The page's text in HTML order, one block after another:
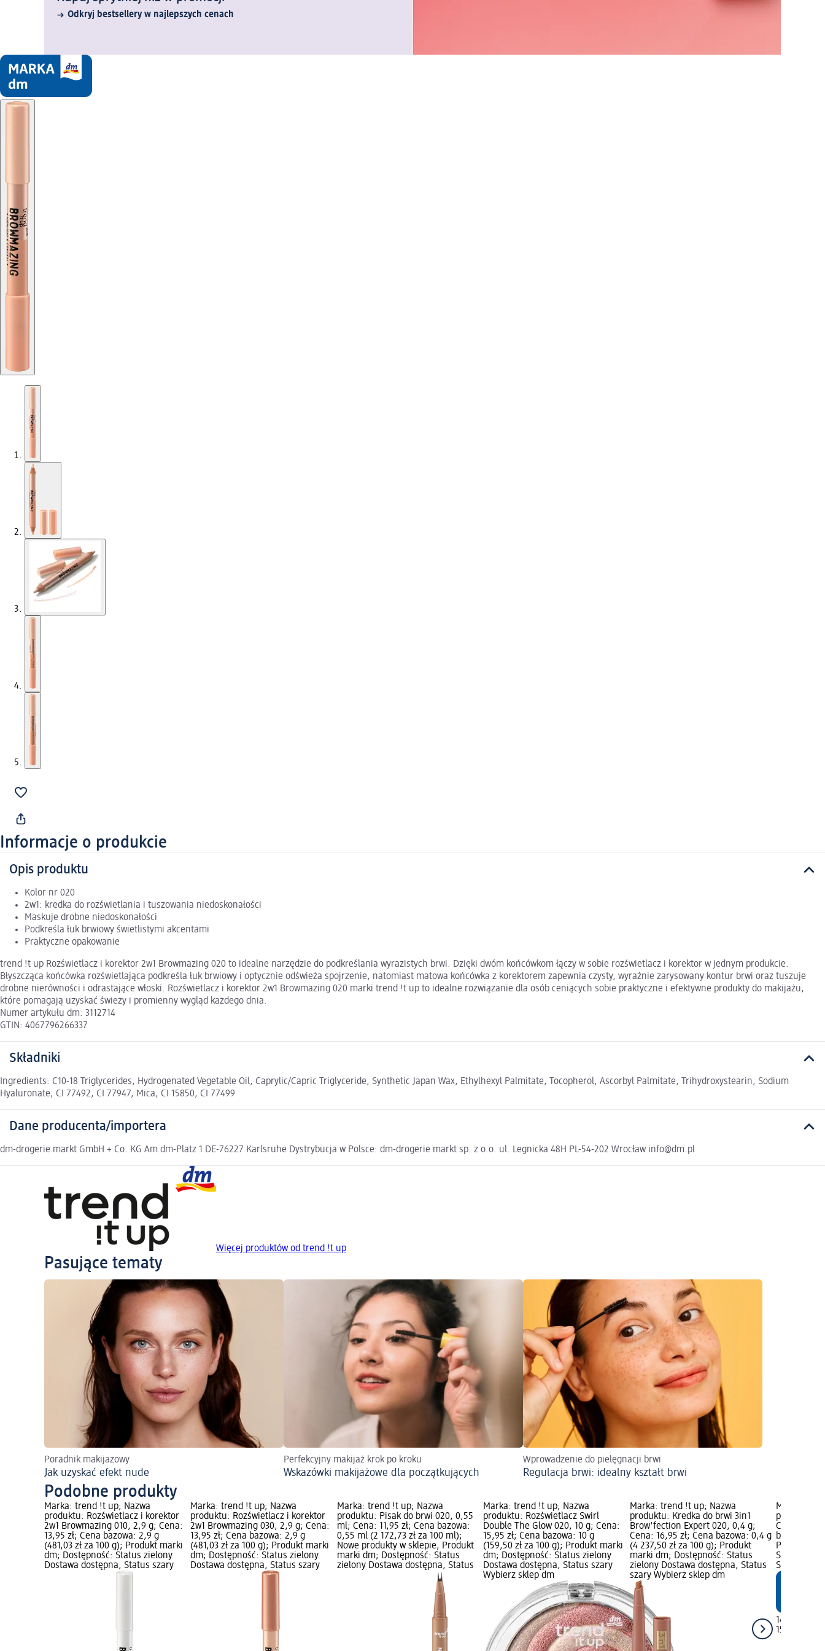
Odkryj bestsellery w najlepszych cenach
Informacje o produkcie
Opis produktu
Kolor nr 020
2w1: kredka do rozświetlania i tuszowania niedoskonałości
Maskuje drobne niedoskonałości
Podkreśla łuk brwiowy świetlistymi akcentami
Praktyczne opakowanie
trend !t up Rozświetlacz i korektor 2w1 Browmazing 020 to idealne narzędzie do podkreślania wyrazistych brwi. Dzięki dwóm końcówkom łączy w sobie rozświetlacz i korektor w jednym produkcie.
Błyszcząca końcówka rozświetlająca podkreśla łuk brwiowy i optycznie odświeża spojrzenie, natomiast matowa końcówka z korektorem zapewnia czysty, wyraźnie zarysowany kontur brwi oraz tuszuje
drobne nierówności i odrastające włoski. Rozświetlacz i korektor 2w1 Browmazing 020 marki trend !t up to idealne rozwiązanie dla osób ceniących sobie praktyczne i efektywne produkty do makijażu,
które pomagają uzyskać świeży i promienny wygląd każdego dnia.
Numer artykułu dm: 3112714
GTIN: 4067796266337
Składniki
Ingredients: C10-18 Triglycerides, Hydrogenated Vegetable Oil, Caprylic/Capric Triglyceride, Synthetic Japan Wax, Ethylhexyl Palmitate, Tocopherol, Ascorbyl Palmitate, Trihydroxystearin, Sodium
Hyaluronate, CI 77492, CI 77947, Mica, CI 15850, CI 77499
Dane producenta/importera
dm-drogerie markt GmbH + Co. KG Am dm-Platz 1 DE-76227 Karlsruhe Dystrybucja w Polsce: dm-drogerie markt sp. z o.o. ul. Legnicka 48H PL-54-202 Wrocław info@dm.pl
Więcej produktów od trend !t up
Pasujące tematy
Poradnik makijażowy
Jak uzyskać efekt nude
Perfekcyjny makijaż krok po kroku
Wskazówki makijażowe dla początkujących
Wprowadzenie do pielęgnacji brwi
Regulacja brwi: idealny kształt brwi
Podobne produkty
Marka: trend !t up; Nazwa
produktu: Rozświetlacz i korektor
2w1 Browmazing 010, 2,9 g; Cena:
13,95 zł; Cena bazowa: 2,9 g
(481,03 zł za 100 g); Produkt marki
dm; Dostępność: Status zielony
Dostawa dostępna, Status szary
Marka: trend !t up; Nazwa
produktu: Rozświetlacz i korektor
2w1 Browmazing 030, 2,9 g; Cena:
13,95 zł; Cena bazowa: 2,9 g
(481,03 zł za 100 g); Produkt marki
dm; Dostępność: Status zielony
Dostawa dostępna, Status szary
Marka: trend !t up; Nazwa
produktu: Pisak do brwi 020, 0,55
ml; Cena: 11,95 zł; Cena bazowa:
0,55 ml (2 172,73 zł za 100 ml);
Nowe produkty w sklepie, Produkt
marki dm; Dostępność: Status
zielony Dostawa dostępna, Status
Marka: trend !t up; Nazwa
produktu: Rozświetlacz Swirl
Double The Glow 020, 10 g; Cena:
15,95 zł; Cena bazowa: 10 g
(159,50 zł za 100 g); Produkt marki
dm; Dostępność: Status zielony
Dostawa dostępna, Status szary
Wybierz sklep dm
Marka: trend !t up; Nazwa
produktu: Kredka do brwi 3in1
Brow'fection Expert 020, 0,4 g;
Cena: 16,95 zł; Cena bazowa: 0,4 g
(4 237,50 zł za 100 g); Produkt
marki dm; Dostępność: Status
zielony Dostawa dostępna, Status
szary Wybierz sklep dm
Marka:
produktu:
CC 020, 15
bazowa: 15
Produkt
Status
Status
14,45 zł
15 ml